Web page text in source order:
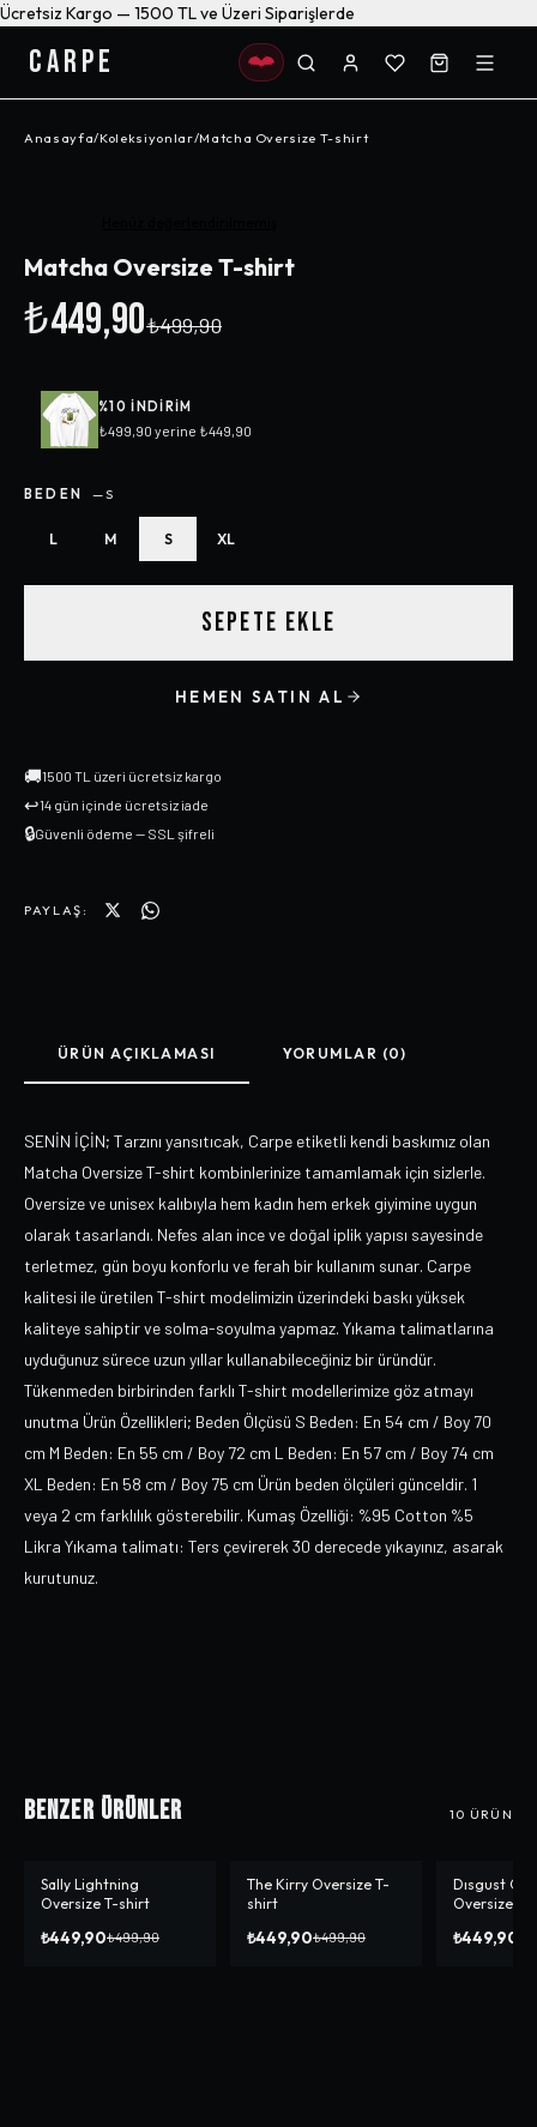
Ücretsiz Kargo — 1500 TL ve Üzeri Siparişlerde
CARPE
Anasayfa/Koleksiyonlar/Matcha Oversize T-shirt
Matcha Oversize T-shirt
₺449,90₺499,90
%10 INDIRIM
₺499,90 yerine ₺449,90
BEDEN —S
L M S XL
SEPETE EKLE
HEMEN SATIN AL
🚚1500 TL üzeri ücretsiz kargo
↩14 gün içinde ücretsiz iade
🔒Güvenli ödeme — SSL şifreli
PAYLAŞ:
ÜRÜN AÇIKLAMASI YORUMLAR (0)
SENİN İÇİN; Tarzını yansıtıcak, Carpe etiketli kendi baskımız olan
Matcha Oversize T-shirt kombinlerinize tamamlamak için sizlerle.
Oversize ve unisex kalıbıyla hem kadın hem erkek giyimine uygun
olarak tasarlandı. Nefes alan ince ve doğal iplik yapısı sayesinde
terletmez, gün boyu konforlu ve ferah bir kullanım sunar. Carpe
kalitesi ile üretilen T-shirt modelimizin üzerindeki baskı yüksek
kaliteye sahiptir ve solma-soyulma yapmaz. Yıkama talimatlarına
uyduğunuz sürece uzun yıllar kullanabileceğiniz bir üründür.
Tükenmeden birbirinden farklı T-shirt modellerimize göz atmayı
unutma Ürün Özellikleri; Beden Ölçüsü S Beden: En 54 cm / Boy 70
cm M Beden: En 55 cm / Boy 72 cm L Beden: En 57 cm / Boy 74 cm
XL Beden: En 58 cm / Boy 75 cm Ürün beden ölçüleri günceldir. 1
veya 2 cm farklılık gösterebilir. Kumaş Özelliği: %95 Cotton %5
Likra Yıkama talimatı: Ters çevirerek 30 derecede yıkayınız, asarak
kurutunuz.
Benzer Ürünler 10 ÜRÜN
-% 10
Sally Lightning
Oversize T-shirt
₺449,90₺499,90
-%10
The Kirry Oversize T-
shirt
₺449,90₺499,90
-%10
Dısgust
Oversize T-
₺449,90